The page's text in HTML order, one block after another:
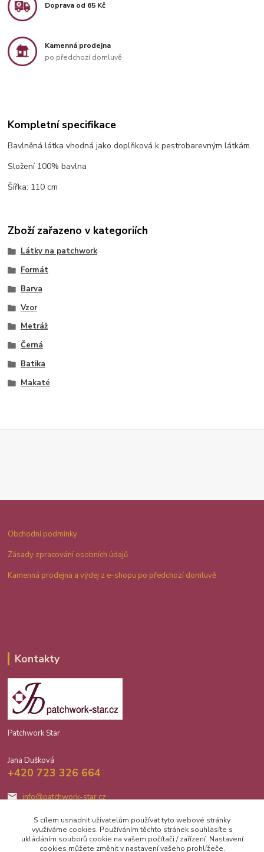
Doprava od 65 Kč
Kamenná prodejna
po předchozí domluvě
Kompletní specifikace
Bavlněná látka vhodná jako doplňková k pestrobarevným látkám.
Složení 100% bavlna
Šířka: 110 cm
Zboží zařazeno v kategoriích
Látky na patchwork
Formát
Barva
Vzor
Metráž
Černá
Batika
Makaté
Obchodní podmínky
Zásady zpracování osobních údajů
Kamenná prodejna a výdej z e-shopu po předchozí domluvě
Kontakty
Patchwork Star
Jana Dušková
+420 723 326 664
info@patchwork-star.cz
S cílem usnadnit uživatelům používat tyto webové stránky
využíváme cookies. Používáním těchto stránek souhlasíte s
ukládáním souborů cookie na vašem počítači / zařízení. Nastavení
cookies můžete změnit v nastavení vašeho prohlížeče.